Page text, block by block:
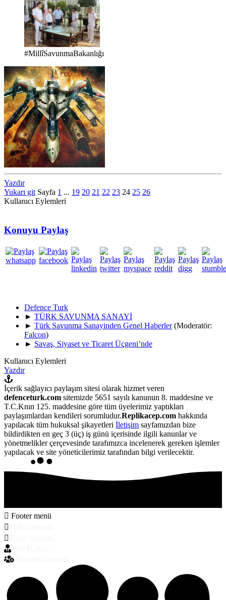
#MillîSavunmaBakanlığı
Yazdır
Yukarı git Sayfa 1 ... 19 20 21 22 23 24 25 26
Kullanıcı Eylemleri
Konuyu Paylaş
Defence Turk
► TÜRK SAVUNMA SANAYİ
► Türk Savunma Sanayinden Genel Haberler (Moderatör:
Falcon)
► Savaş, Siyaset ve Ticaret Üçgeni’nde
Kullanıcı Eylemleri
Yazdır
İçerik sağlayıcı paylaşım sitesi olarak hizmet veren
defenceturk.com sitemizde 5651 sayılı kanunun 8. maddesine ve
T.C.Knın 125. maddesine göre tüm üyelerimiz yaptıkları
paylaşımlardan kendileri sorumludur.Replikacep.com hakkında
yapılacak tüm hukuksal şikayetleri İletişim sayfamızdan bize
bildirdikten en geç 3 (üç) iş günü içerisinde ilgili kanunlar ve
yönetmelikler çerçevesinde tarafımızca incelenerek gereken işlemler
yapılacak ve site yöneticilerimiz tarafından bilgi verilecektir.
Footer menü